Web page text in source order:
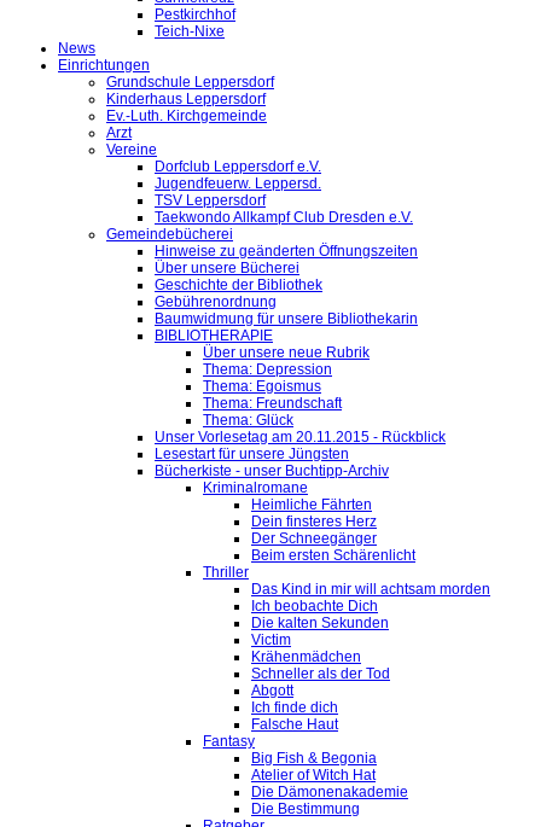
Pestkirchhof
Teich-Nixe
News
Einrichtungen
Grundschule Leppersdorf
Kinderhaus Leppersdorf
Ev.-Luth. Kirchgemeinde
Arzt
Vereine
Dorfclub Leppersdorf e.V.
Jugendfeuerw. Leppersd.
TSV Leppersdorf
Taekwondo Allkampf Club Dresden e.V.
Gemeindebücherei
Hinweise zu geänderten Öffnungszeiten
Über unsere Bücherei
Geschichte der Bibliothek
Gebührenordnung
Baumwidmung für unsere Bibliothekarin
BIBLIOTHERAPIE
Über unsere neue Rubrik
Thema: Depression
Thema: Egoismus
Thema: Freundschaft
Thema: Glück
Unser Vorlesetag am 20.11.2015 - Rückblick
Lesestart für unsere Jüngsten
Bücherkiste - unser Buchtipp-Archiv
Kriminalromane
Heimliche Fährten
Dein finsteres Herz
Der Schneegänger
Beim ersten Schärenlicht
Thriller
Das Kind in mir will achtsam morden
Ich beobachte Dich
Die kalten Sekunden
Victim
Krähenmädchen
Schneller als der Tod
Abgott
Ich finde dich
Falsche Haut
Fantasy
Big Fish & Begonia
Atelier of Witch Hat
Die Dämonenakademie
Die Bestimmung